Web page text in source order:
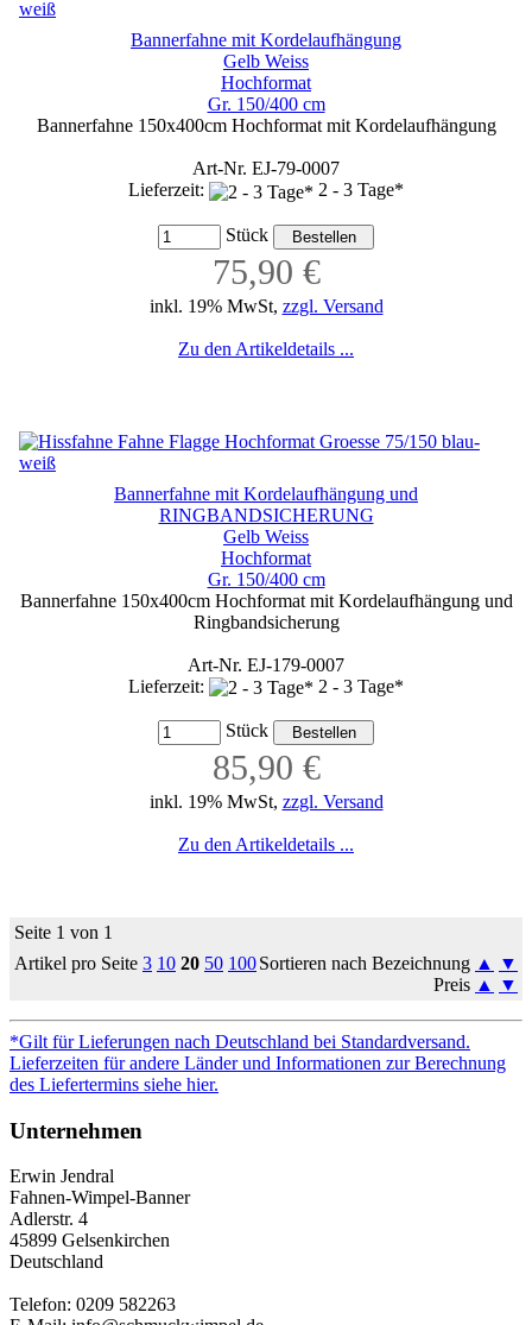
Bannerfahne mit Kordelaufhängung
Gelb Weiss
Hochformat
Gr. 150/400 cm
Bannerfahne 150x400cm Hochformat mit Kordelaufhängung
Art-Nr. EJ-79-0007
Lieferzeit:
2 - 3 Tage*
Stück
75,90 €
inkl. 19% MwSt, zzgl. Versand
Zu den Artikeldetails ...
Bannerfahne mit Kordelaufhängung und
RINGBANDSICHERUNG
Gelb Weiss
Hochformat
Gr. 150/400 cm
Bannerfahne 150x400cm Hochformat mit Kordelaufhängung und
Ringbandsicherung
Art-Nr. EJ-179-0007
Lieferzeit:
2 - 3 Tage*
Stück
85,90 €
inkl. 19% MwSt, zzgl. Versand
Zu den Artikeldetails ...
Seite 1 von 1
Artikel pro Seite 3 10 20 50 100Sortieren nach Bezeichnung ▲
▼
Preis ▲ ▼
*Gilt für Lieferungen nach Deutschland bei Standardversand.
Lieferzeiten für andere Länder und Informationen zur Berechnung
des Liefertermins siehe hier.
Unternehmen
Erwin Jendral
Fahnen-Wimpel-Banner
Adlerstr. 4
45899 Gelsenkirchen
Deutschland
Telefon: 0209 582263